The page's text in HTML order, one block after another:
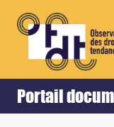
Portail
Accueil Retour